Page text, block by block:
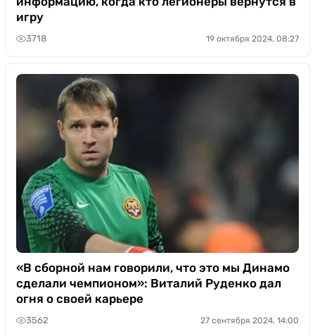
игру
3718 19 октября 2024, 08:27
«В сборной нам говорили, что это мы Динамо
сделали чемпионом»: Виталий Руденко дал
огня о своей карьере
3562 27 сентября 2024, 14:00